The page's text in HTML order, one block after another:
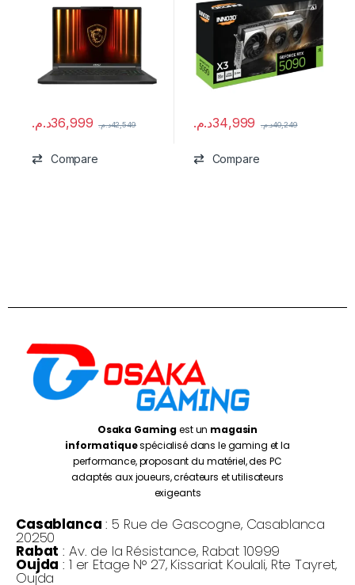
36,999د.م. 42,549د.م.
Compare
34,999د.م. 40,249د.م.
Compare
Osaka Gamingest un magasin
informatiquespécialisé dans le gaming et la
performance, proposant du matériel, des PC
adaptés aux joueurs, créateurs et utilisateurs
exigeants
Casablanca : 5 Rue de Gascogne, Casablanca
20250
Rabat : Av. de la Résistance, Rabat 10999
Oujda : 1 er Etage N° 27, Kissariat Koulali, Rte Tayret,
Oujda